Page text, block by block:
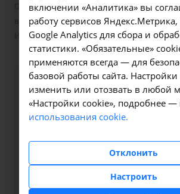
Определение антител к поверхностному
вируса гепатита B (Hepatitis B virus) в крови -
Иркутске
Оформите заявку на сайте,
мы свяжемся с вами в
ближайшее время и ответим
Заказать услугу
включении «Аналитика» вы
работу сервисов Яндекс.Метрика,
Google Analytics для сбора и
статистики. «Обязательные»
применяются всегда — для
базовой работы сайта.
изменить или отозвать в любой
«Настройки cookie», подробнее —
использования cookie.
Отклонить
Настроить